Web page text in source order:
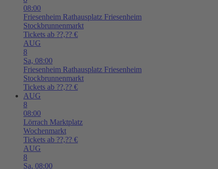
08:00
Friesenheim Rathausplatz Friesenheim
Stockbrunnenmarkt
Tickets ab ??,?? €
AUG
8
Sa, 08:00
Friesenheim Rathausplatz Friesenheim
Stockbrunnenmarkt
Tickets ab ??,?? €
AUG
8
08:00
Lörrach Marktplatz
Wochenmarkt
Tickets ab ??,?? €
AUG
8
Sa, 08:00